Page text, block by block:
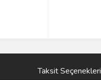
Taksit Seçenekleri